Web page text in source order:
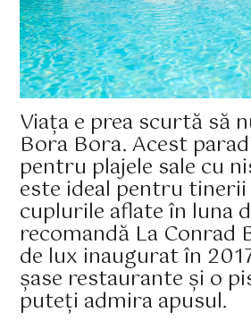
Viața e prea scurtă să
Bora Bora. Acest
pentru plajele sale cu
este ideal pentru
cuplurile aflate în luna
recomandă La
de lux inaugurat în
șase restaurante și o
puteți admira apusul.